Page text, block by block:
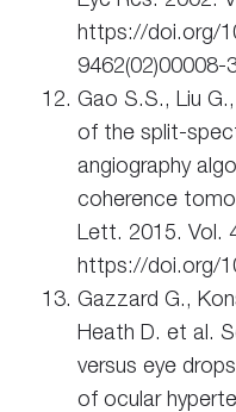
https://doi.org/
9462(02)00008-
Gao S.S., Liu
of the split-
angiography
coherence
Lett. 2015. Vol.
https://doi.org/
Gazzard G.,
Heath D. et al.
versus eye
of ocular